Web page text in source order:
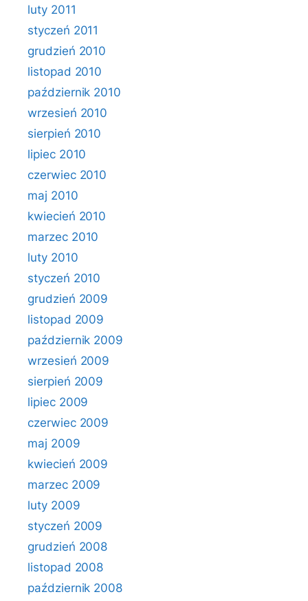
luty 2011
styczeń 2011
grudzień 2010
listopad 2010
październik 2010
wrzesień 2010
sierpień 2010
lipiec 2010
czerwiec 2010
maj 2010
kwiecień 2010
marzec 2010
luty 2010
styczeń 2010
grudzień 2009
listopad 2009
październik 2009
wrzesień 2009
sierpień 2009
lipiec 2009
czerwiec 2009
maj 2009
kwiecień 2009
marzec 2009
luty 2009
styczeń 2009
grudzień 2008
listopad 2008
październik 2008